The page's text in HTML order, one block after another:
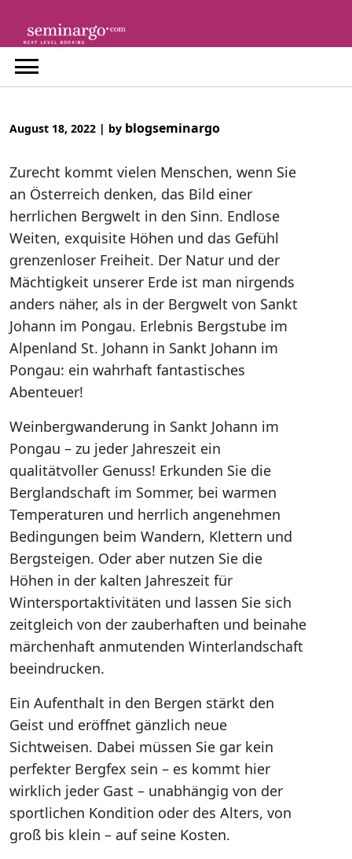
content
August 18, 2022 | by blogseminargo
Zurecht kommt vielen Menschen, wenn Sie
an Österreich denken, das Bild einer
herrlichen Bergwelt in den Sinn. Endlose
Weiten, exquisite Höhen und das Gefühl
grenzenloser Freiheit. Der Natur und der
Mächtigkeit unserer Erde ist man nirgends
anders näher, als in der Bergwelt von Sankt
Johann im Pongau. Erlebnis Bergstube im
Alpenland St. Johann in Sankt Johann im
Pongau: ein wahrhaft fantastisches
Abenteuer!
Weinbergwanderung in Sankt Johann im
Pongau – zu jeder Jahreszeit ein
qualitätvoller Genuss! Erkunden Sie die
Berglandschaft im Sommer, bei warmen
Temperaturen und herrlich angenehmen
Bedingungen beim Wandern, Klettern und
Bergsteigen. Oder aber nutzen Sie die
Höhen in der kalten Jahreszeit für
Wintersportaktivitäten und lassen Sie sich
zeitgleich von der zauberhaften und beinahe
märchenhaft anmutenden Winterlandschaft
beeindrucken.
Ein Aufenthalt in den Bergen stärkt den
Geist und eröffnet gänzlich neue
Sichtweisen. Dabei müssen Sie gar kein
perfekter Bergfex sein – es kommt hier
wirklich jeder Gast – unabhängig von der
sportlichen Kondition oder des Alters, von
groß bis klein – auf seine Kosten.